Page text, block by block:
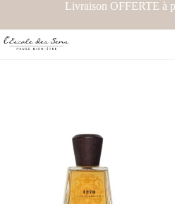
Livraison OFFERTE à